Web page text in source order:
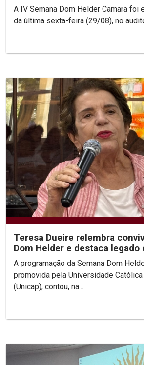
A IV Semana Dom Helder Camara foi
da última sexta-feira (29/08), no
Teresa Dueire relembra
Dom Helder e destaca legado
Esperança na...
A programação da Semana Dom
promovida pela Universidade
(Unicap), contou, na...